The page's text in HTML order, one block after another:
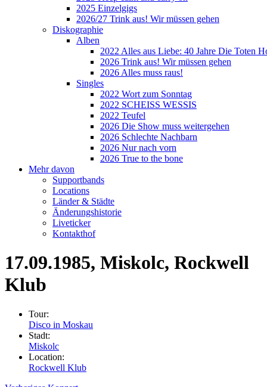
2025 Einzelgigs
2026/27 Trink aus! Wir müssen gehen
Diskographie
Alben
2022 Alles aus Liebe: 40 Jahre Die Toten
2026 Trink aus! Wir müssen gehen
2026 Alles muss raus!
Singles
2022 Wort zum Sonntag
2022 SCHEISS WESSIS
2022 Teufel
2026 Die Show muss weitergehen
2026 Schlechte Nachbarn
2026 Nur nach vorn
2026 True to the bone
Mehr davon
Supportbands
Locations
Länder & Städte
Änderungshistorie
Liveticker
Kontakthof
17.09.1985, Miskolc, Rockwell
Klub
Tour:
Disco in Moskau
Stadt:
Miskolc
Location:
Rockwell Klub